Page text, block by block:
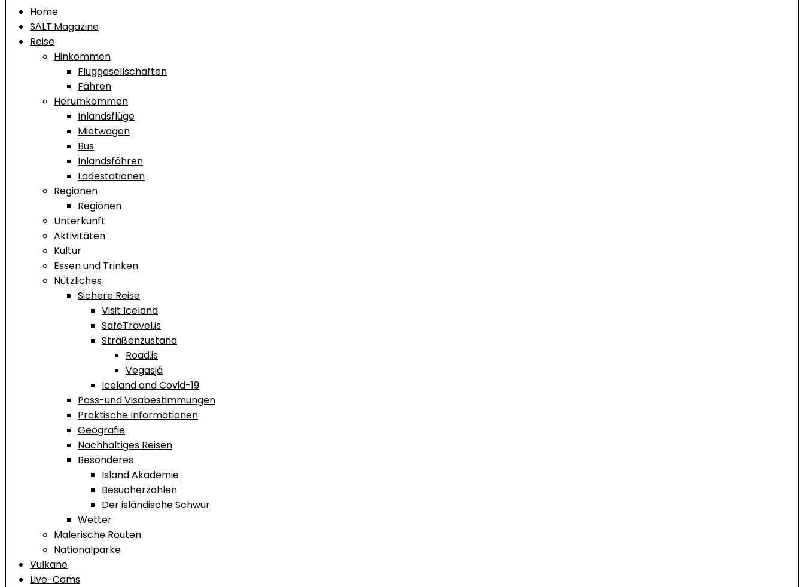
Home
SΛLT.Magazine
Reise
Hinkommen
Fluggesellschaften
Fähren
Herumkommen
Inlandsflüge
Mietwagen
Bus
Inlandsfähren
Ladestationen
Regionen
Regionen
Unterkunft
Aktivitäten
Kultur
Essen und Trinken
Nützliches
Sichere Reise
Visit Iceland
SafeTravel.is
Straßenzustand
Road.is
Vegasjá
Iceland and Covid-19
Pass-und Visabestimmungen
Praktische Informationen
Geografie
Nachhaltiges Reisen
Besonderes
Island Akademie
Besucherzahlen
Der isländische Schwur
Wetter
Malerische Routen
Nationalparke
Vulkane
Live-Cams